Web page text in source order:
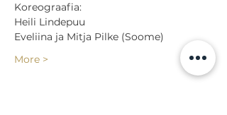
Koreograafia:
Heili Lindepuu
Eveliina ja Mitja Pilke (Soome)
More >